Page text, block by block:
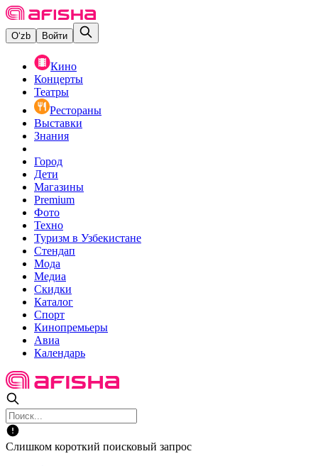
O‘zb Войти
Кино
Концерты
Театры
Рестораны
Выставки
Знания
Город
Дети
Магазины
Premium
Фото
Техно
Туризм в Узбекистане
Стендап
Мода
Медиа
Скидки
Каталог
Спорт
Кинопремьеры
Авиа
Календарь
Слишком короткий поисковый запрос